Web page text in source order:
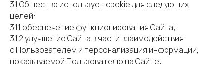
3.1 Общество использует cookie для следующих
целей:
3.1.1 обеспечение функционирования Сайта;
3.1.2 улучшение Сайта в части взаимодействия
с Пользователем и персонализация информации,
показываемой Пользователю на Сайте;